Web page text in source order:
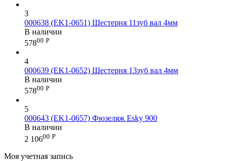
3
000638 (EK1-0651) Шестерня 11зуб вал 4мм
В наличии
57800 Р
4
000639 (EK1-0652) Шестерня 13зуб вал 4мм
В наличии
57800 Р
5
000643 (EK1-0657) Фюзеляж Esky 900
В наличии
2 10600 Р
Моя учетная запись